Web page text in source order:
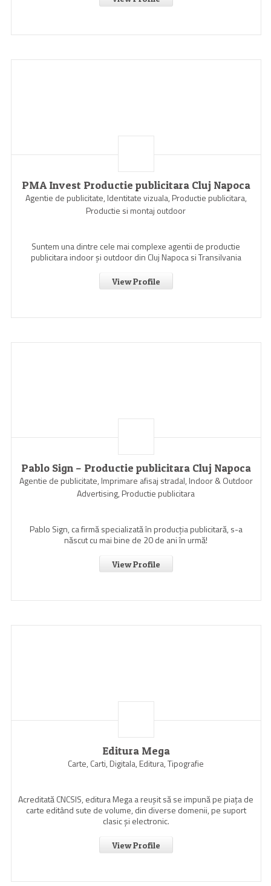
PMA Invest Productie publicitara Cluj Napoca
Agentie de publicitate, Identitate vizuala, Productie publicitara,
Productie si montaj outdoor
Suntem una dintre cele mai complexe agentii de productie
publicitara indoor şi outdoor din Cluj Napoca si Transilvania
View Profile
Pablo Sign – Productie publicitara Cluj Napoca
Agentie de publicitate, Imprimare afisaj stradal, Indoor & Outdoor
Advertising, Productie publicitara
Pablo Sign, ca firmă specializată în producția publicitară, s-a
născut cu mai bine de 20 de ani în urmă!
View Profile
Editura Mega
Carte, Carti, Digitala, Editura, Tipografie
Acreditată CNCSIS, editura Mega a reuşit să se impună pe piaţa de
carte editând sute de volume, din diverse domenii, pe suport
clasic şi electronic.
View Profile